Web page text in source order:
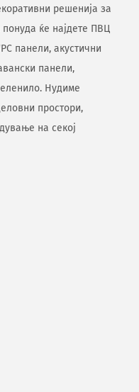
решенија за
ќе најдете ПВЦ
панели, акустични
панели,
Нудиме
простори,
на секој